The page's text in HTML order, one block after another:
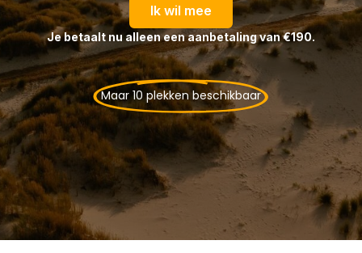
Ik wil mee
Je betaalt nu alleen een aanbetaling van €190.
Maar 10 plekken beschikbaar